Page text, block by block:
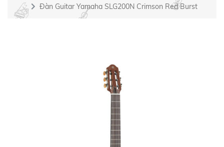
Đàn Guitar Yamaha SLG200N Crimson Red Burst